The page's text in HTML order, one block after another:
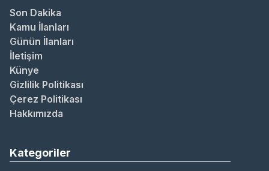
Son Dakika
Kamu İlanları
Günün İlanları
İletişim
Künye
Gizlilik Politikası
Çerez Politikası
Hakkımızda
Kategoriler